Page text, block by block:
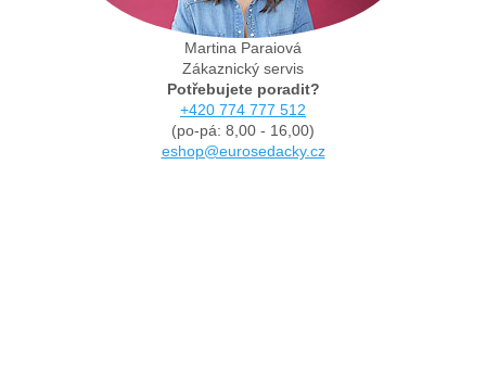
Martina Paraiová
Zákaznický servis
Potřebujete poradit?
+420 774 777 512
(po-pá: 8,00 - 16,00)
eshop@eurosedacky.cz